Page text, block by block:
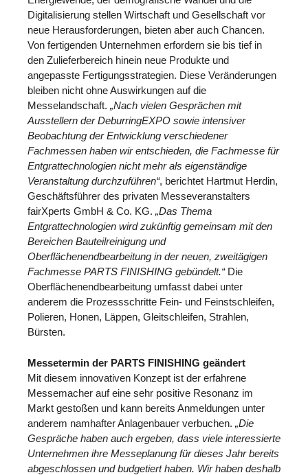
Digitalisierung stellen Wirtschaft und Gesellschaft vor
neue Herausforderungen, bieten aber auch Chancen.
Von fertigenden Unternehmen erfordern sie bis tief in
den Zulieferbereich hinein neue Produkte und
angepasste Fertigungsstrategien. Diese Veränderungen
bleiben nicht ohne Auswirkungen auf die
Messelandschaft. „Nach vielen Gesprächen mit
Ausstellern der DeburringEXPO sowie intensiver
Beobachtung der Entwicklung verschiedener
Fachmessen haben wir entschieden, die Fachmesse für
Entgrattechnologien nicht mehr als eigenständige
Veranstaltung durchzuführen“, berichtet Hartmut Herdin,
Geschäftsführer des privaten Messeveranstalters
fairXperts GmbH & Co. KG. „Das Thema
Entgrattechnologien wird zukünftig gemeinsam mit den
Bereichen Bauteilreinigung und
Oberflächenendbearbeitung in der neuen, zweitägigen
Fachmesse PARTS FINISHING gebündelt.“Die
Oberflächenendbearbeitung umfasst dabei unter
anderem die Prozessschritte Fein- und Feinstschleifen,
Polieren, Honen, Läppen, Gleitschleifen, Strahlen,
Bürsten.
Messetermin der PARTS FINISHING geändert
Mit diesem innovativen Konzept ist der erfahrene
Messemacher auf eine sehr positive Resonanz im
Markt gestoßen und kann bereits Anmeldungen unter
anderem namhafter Anlagenbauer verbuchen. „Die
Gespräche haben auch ergeben, dass viele interessierte
Unternehmen ihre Messeplanung für dieses Jahr bereits
abgeschlossen und budgetiert haben. Wir haben deshalb